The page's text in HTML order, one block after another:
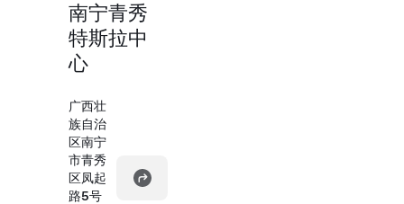
南宁青秀
特斯拉中
心
广西壮
族自治
区南宁
市青秀
区凤起
路5号